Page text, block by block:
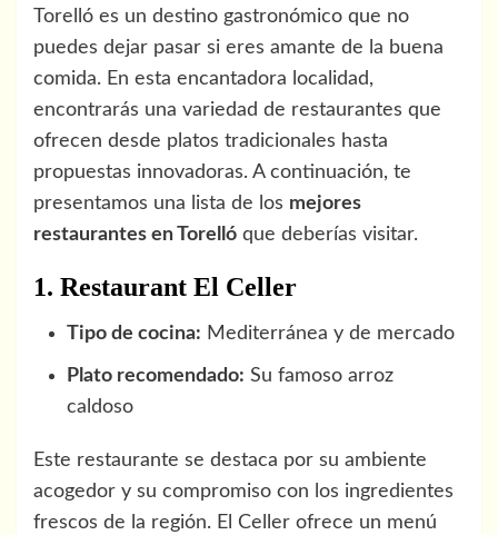
Torelló es un destino gastronómico que no
puedes dejar pasar si eres amante de la buena
comida. En esta encantadora localidad,
encontrarás una variedad de restaurantes que
ofrecen desde platos tradicionales hasta
propuestas innovadoras. A continuación, te
presentamos una lista de los mejores
restaurantes en Torelló que deberías visitar.
1. Restaurant El Celler
Tipo de cocina: Mediterránea y de mercado
Plato recomendado: Su famoso arroz
caldoso
Este restaurante se destaca por su ambiente
acogedor y su compromiso con los ingredientes
frescos de la región. El Celler ofrece un menú